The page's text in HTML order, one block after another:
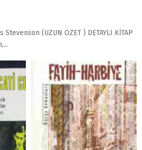
(UZUN ÖZET ) DETAYLI KİTAP